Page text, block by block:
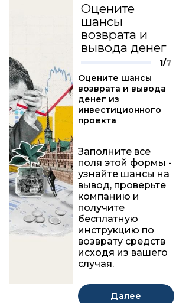
Оцените
шансы
возврата и
вывода денег
1/7
Оцените шансы
возврата и вывода
денег из
инвестиционного
проекта
Заполните все
поля этой формы -
узнайте шансы на
вывод, проверьте
компанию и
получите
бесплатную
инструкцию по
возврату средств
исходя из вашего
случая.